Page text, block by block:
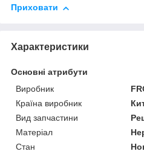
Приховати
Характеристики
Основні атрибути
Виробник
Країна виробник
Вид запчастини
Матеріал
Стан